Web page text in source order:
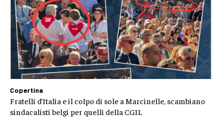
Copertina
Fratelli d’Italia e il colpo di sole a Marcinelle, scambiano
sindacalisti belgi per quelli della CGIL